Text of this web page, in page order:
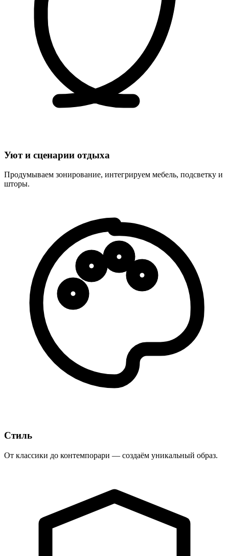
Уют и сценарии отдыха
Продумываем зонирование, интегрируем мебель, подсветку и
шторы.
Стиль
От классики до контемпорари — создаём уникальный образ.